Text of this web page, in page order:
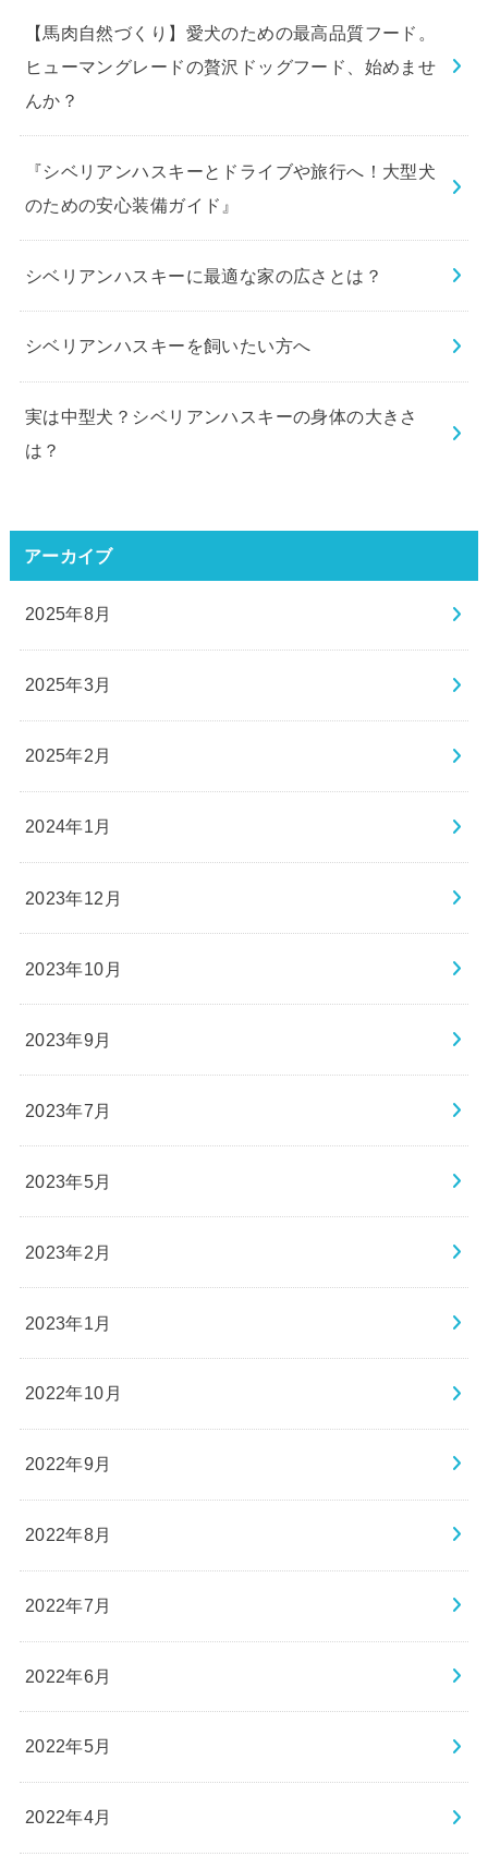
【馬肉自然づくり】愛犬のための最高品質フード。
ヒューマングレードの贅沢ドッグフード、始めませ
んか？
『シベリアンハスキーとドライブや旅行へ！大型犬
のための安心装備ガイド』
シベリアンハスキーに最適な家の広さとは？
シベリアンハスキーを飼いたい方へ
実は中型犬？シベリアンハスキーの身体の大きさ
は？
アーカイブ
2025年8月
2025年3月
2025年2月
2024年1月
2023年12月
2023年10月
2023年9月
2023年7月
2023年5月
2023年2月
2023年1月
2022年10月
2022年9月
2022年8月
2022年7月
2022年6月
2022年5月
2022年4月